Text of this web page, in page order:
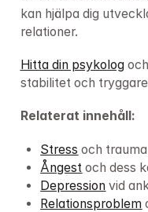
kan hjälpa dig
relationer.
Hitta din psykolog
stabilitet och
Relaterat innehåll:
Stress och
Ångest och dess
Depression vid
Relationsproblem